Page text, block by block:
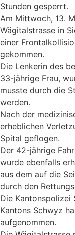
Stunden gesperrt.
Am Mittwoch, 13.
Wägitalstrasse in
einer
gekommen.
Die Lenkerin des
33-jährige Frau,
musste durch die
werden.
Nach der
erheblichen
Spital geflogen.
Der 42-jährige
wurde ebenfalls
aus dem auf die
durch den
Die
Kantons Schwyz
aufgenommen.